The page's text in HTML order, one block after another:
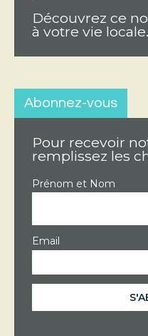
Découvrez ce
à votre vie locale.
Abonnez-vous
Pour recevoir
remplissez les
Prénom et Nom
Email